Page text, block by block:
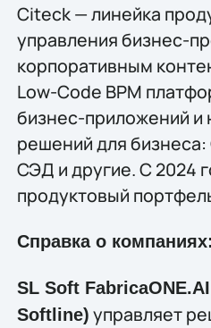
Citeck — линейка
управления бизнес-
корпоративным
Low-Code BPM
бизнес-приложений и
решений для бизнеса:
СЭД и другие. С 2024
продуктовый
Справка о компаниях:
SL Soft
Softline) управляет